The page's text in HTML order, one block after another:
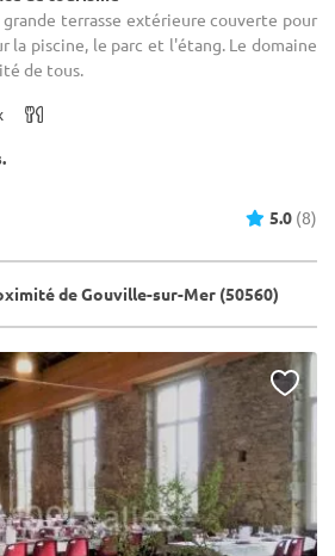
grande terrasse extérieure couverte pour
la piscine, le parc et l'étang. Le domaine
de tous.
5.0 (8)
de Gouville-sur-Mer (50560)